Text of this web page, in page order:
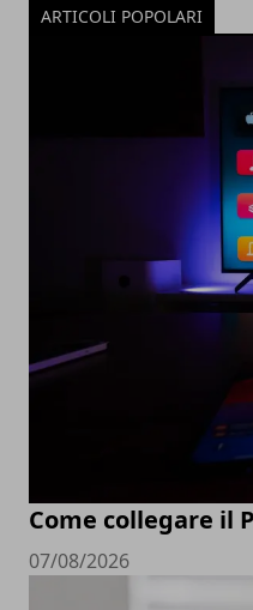
ARTICOLI POPOLARI
Come collegare il
07/08/2026